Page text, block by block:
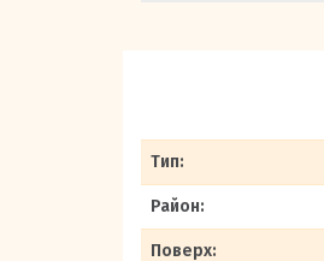
Тип:
Район:
Поверх: